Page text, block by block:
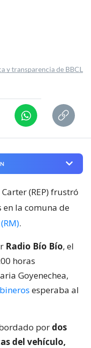
y transparencia de BBCL
(REP) frustró
en la comuna de
.
Radio Bío Bío, el
horas
Goyenechea,
esperaba al
por dos
del vehículo,